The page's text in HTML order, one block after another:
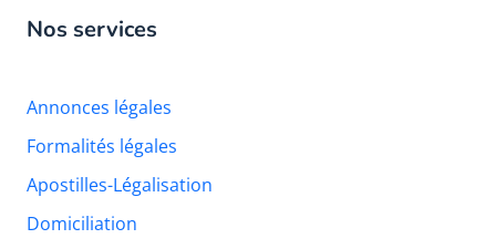
Nos services
Annonces légales
Formalités légales
Apostilles-Légalisation
Domiciliation